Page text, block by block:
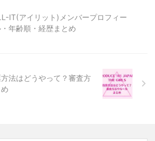
IT(アイリット)メンバープロフィー
・年齢順・経歴まとめ
法はどうやって？審査方